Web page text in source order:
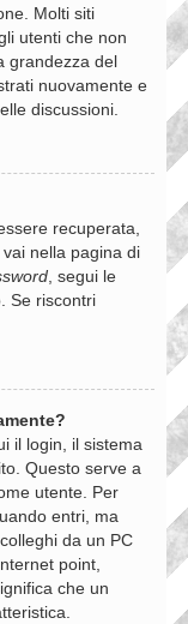
Molti siti
utenti che non
grandezza del
nuovamente e
discussioni.
recuperata,
nella pagina di
, segui le
Se riscontri
il login, il sistema
Questo serve a
utente. Per
entri, ma
da un PC
point,
che un